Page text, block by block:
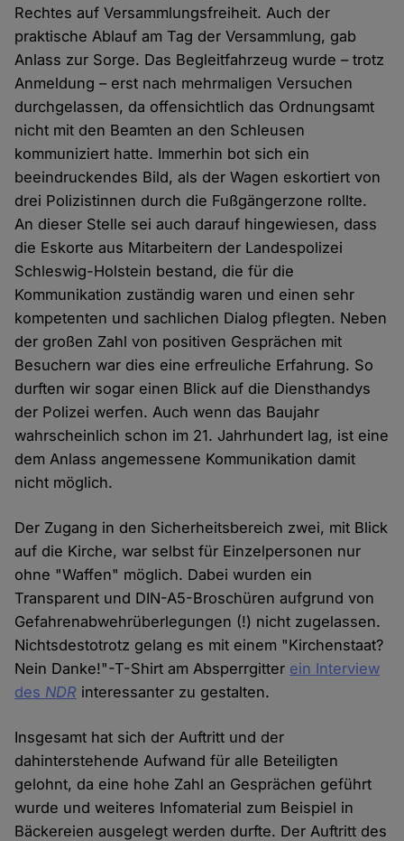
Rechtes auf Versammlungsfreiheit. Auch der
praktische Ablauf am Tag der Versammlung, gab
Anlass zur Sorge. Das Begleitfahrzeug wurde – trotz
Anmeldung – erst nach mehrmaligen Versuchen
durchgelassen, da offensichtlich das Ordnungsamt
nicht mit den Beamten an den Schleusen
kommuniziert hatte. Immerhin bot sich ein
beeindruckendes Bild, als der Wagen eskortiert von
drei Polizistinnen durch die Fußgängerzone rollte.
An dieser Stelle sei auch darauf hingewiesen, dass
die Eskorte aus Mitarbeitern der Landespolizei
Schleswig-Holstein bestand, die für die
Kommunikation zuständig waren und einen sehr
kompetenten und sachlichen Dialog pflegten. Neben
der großen Zahl von positiven Gesprächen mit
Besuchern war dies eine erfreuliche Erfahrung. So
durften wir sogar einen Blick auf die Diensthandys
der Polizei werfen. Auch wenn das Baujahr
wahrscheinlich schon im 21. Jahrhundert lag, ist eine
dem Anlass angemessene Kommunikation damit
nicht möglich.
Der Zugang in den Sicherheitsbereich zwei, mit Blick
auf die Kirche, war selbst für Einzelpersonen nur
ohne "Waffen" möglich. Dabei wurden ein
Transparent und DIN-A5-Broschüren aufgrund von
Gefahrenabwehrüberlegungen (!) nicht zugelassen.
Nichtsdestotrotz gelang es mit einem "Kirchenstaat?
Nein Danke!"-T-Shirt am Absperrgitter ein Interview
des NDR interessanter zu gestalten.
Insgesamt hat sich der Auftritt und der
dahinterstehende Aufwand für alle Beteiligten
gelohnt, da eine hohe Zahl an Gesprächen geführt
wurde und weiteres Infomaterial zum Beispiel in
Bäckereien ausgelegt werden durfte. Der Auftritt des